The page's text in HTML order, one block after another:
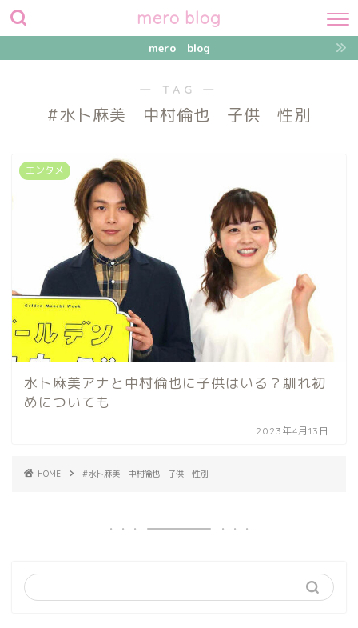
mero blog
mero blog
― TAG ―
#水卜麻美 中村倫也 子供 性別
エンタメ
水卜麻美アナと中村倫也に子供はいる？馴れ初
めについても
2023年4月13日
HOME #水卜麻美 中村倫也 子供 性別